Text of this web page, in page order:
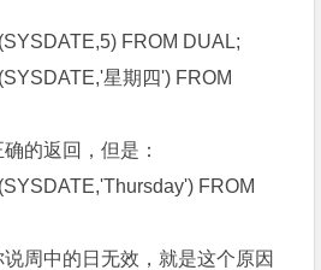
FROM DUAL;
星期四') FROM
的返回，但是：
FROM
周中的日无效，就是这个原因